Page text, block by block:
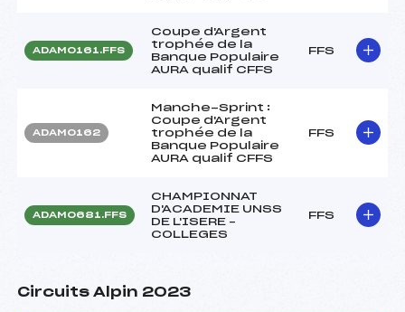
ADAM0161.FFS
Coupe d'Argent
trophée de la
Banque Populaire
AURA qualif CFFS
FFS
ADAM0162
Manche-Sprint :
Coupe d'Argent
trophée de la
Banque Populaire
AURA qualif CFFS
FFS
ADAM0681.FFS
CHAMPIONNAT
D'ACADEMIE UNSS
DE L'ISERE –
COLLEGES
FFS
Circuits Alpin 2023